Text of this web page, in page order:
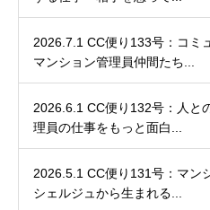
2026.7.1 CC便り133号：コミ
マンション管理員仲間たち...
2026.6.1 CC便り132号：人と
理員の仕事をもっと面白...
2026.5.1 CC便り131号：マン
シェルジュから生まれる...